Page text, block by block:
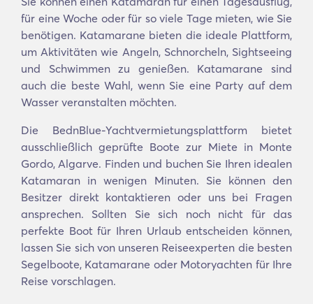
für eine Woche oder für so viele Tage mieten, wie Sie
benötigen. Katamarane bieten die ideale Plattform,
um Aktivitäten wie Angeln, Schnorcheln, Sightseeing
und Schwimmen zu genießen. Katamarane sind
auch die beste Wahl, wenn Sie eine Party auf dem
Wasser veranstalten möchten.
Die BednBlue-Yachtvermietungsplattform bietet
ausschließlich geprüfte Boote zur Miete in Monte
Gordo, Algarve. Finden und buchen Sie Ihren idealen
Katamaran in wenigen Minuten. Sie können den
Besitzer direkt kontaktieren oder uns bei Fragen
ansprechen. Sollten Sie sich noch nicht für das
perfekte Boot für Ihren Urlaub entscheiden können,
lassen Sie sich von unseren Reiseexperten die besten
Segelboote, Katamarane oder Motoryachten für Ihre
Reise vorschlagen.